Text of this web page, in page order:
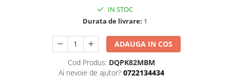
IN STOC
Durata de livrare: 1
ADAUGA IN COS
Cod Produs: DQPK82MBM
Ai nevoie de ajutor? 0722134434